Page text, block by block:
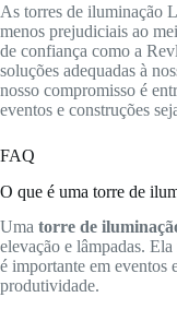
As torres de iluminação
menos prejudiciais ao
de confiança como a
soluções adequadas à
nosso compromisso é
eventos e construções
FAQ
O que é uma torre de
Uma torre de
elevação e lâmpadas.
é importante em eventos
produtividade.